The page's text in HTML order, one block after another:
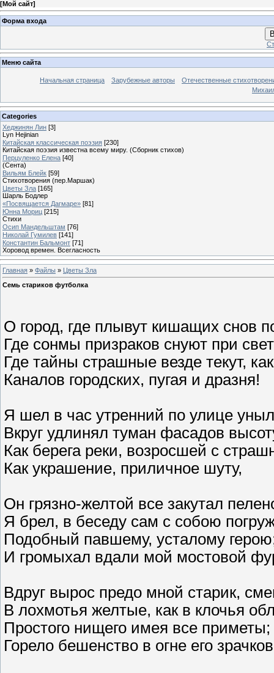
[Мой сайт]
Форма входа
Меню сайта
Начальная страница Зарубежные авторы
Отечественные
Categories
Хеджинян Лин [3]
Lyn Hejinian
Китайская классическая поэзия [230]
Китайская поэзия известна всему миру. (Сборник стихов)
Перцуленко Елена [40]
(Сента)
Вильям Блейк [59]
Стихотворения (пер.Маршак)
Цветы Зла [165]
Шарль Бодлер
«Посвящается Дагмаре» [81]
Юнна Мориц [215]
Стихи
Осип Мандельштам [76]
Николай Гумилев [141]
Константин Бальмонт [71]
Хоровод времен. Всегласность
Главная » Файлы » Цветы Зла
Семь стариков футболка
О город, где плывут кишащих снов
Где сонмы призраков снуют при
Где тайны страшные везде текут,
Каналов городских, пугая и дразня!
Я шел в час утренний по улице
Вкруг удлинял туман фасадов
Как берега реки, возросшей с
Как украшение, приличное шуту,
Он грязно-желтой все закутал
Я брел, в беседу сам с собою
Подобный павшему, усталому
И громыхал вдали мой мостовой
Вдруг вырос предо мной старик,
В лохмотья желтые, как в клочья
Простого нищего имея все приметы;
Горело бешенство в огне его